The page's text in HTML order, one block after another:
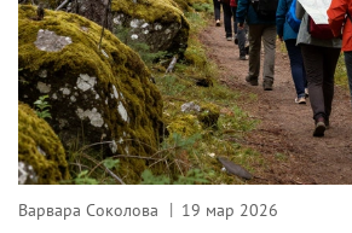
Варвара Соколова 19 мар 2026